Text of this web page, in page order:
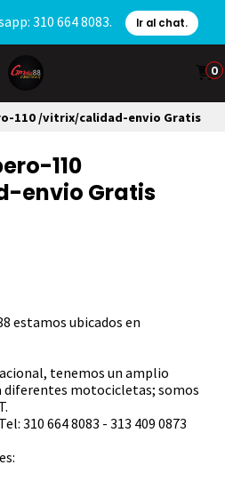
310 664 8083. Ir al chat.
0
110 /vitrix/calidad-envio Gratis
110
envio Gratis
estamos ubicados en
tenemos un amplio
diferentes motocicletas; somos
310 664 8083 - 313 409 0873